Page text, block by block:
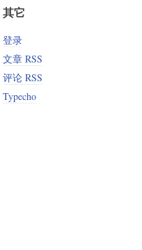
其它
登录
文章 RSS
评论 RSS
Typecho